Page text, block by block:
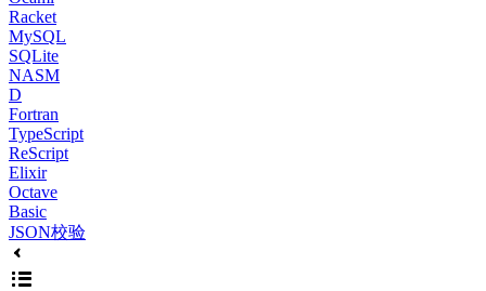
Racket
MySQL
SQLite
NASM
D
Fortran
TypeScript
ReScript
Elixir
Octave
Basic
JSON校验